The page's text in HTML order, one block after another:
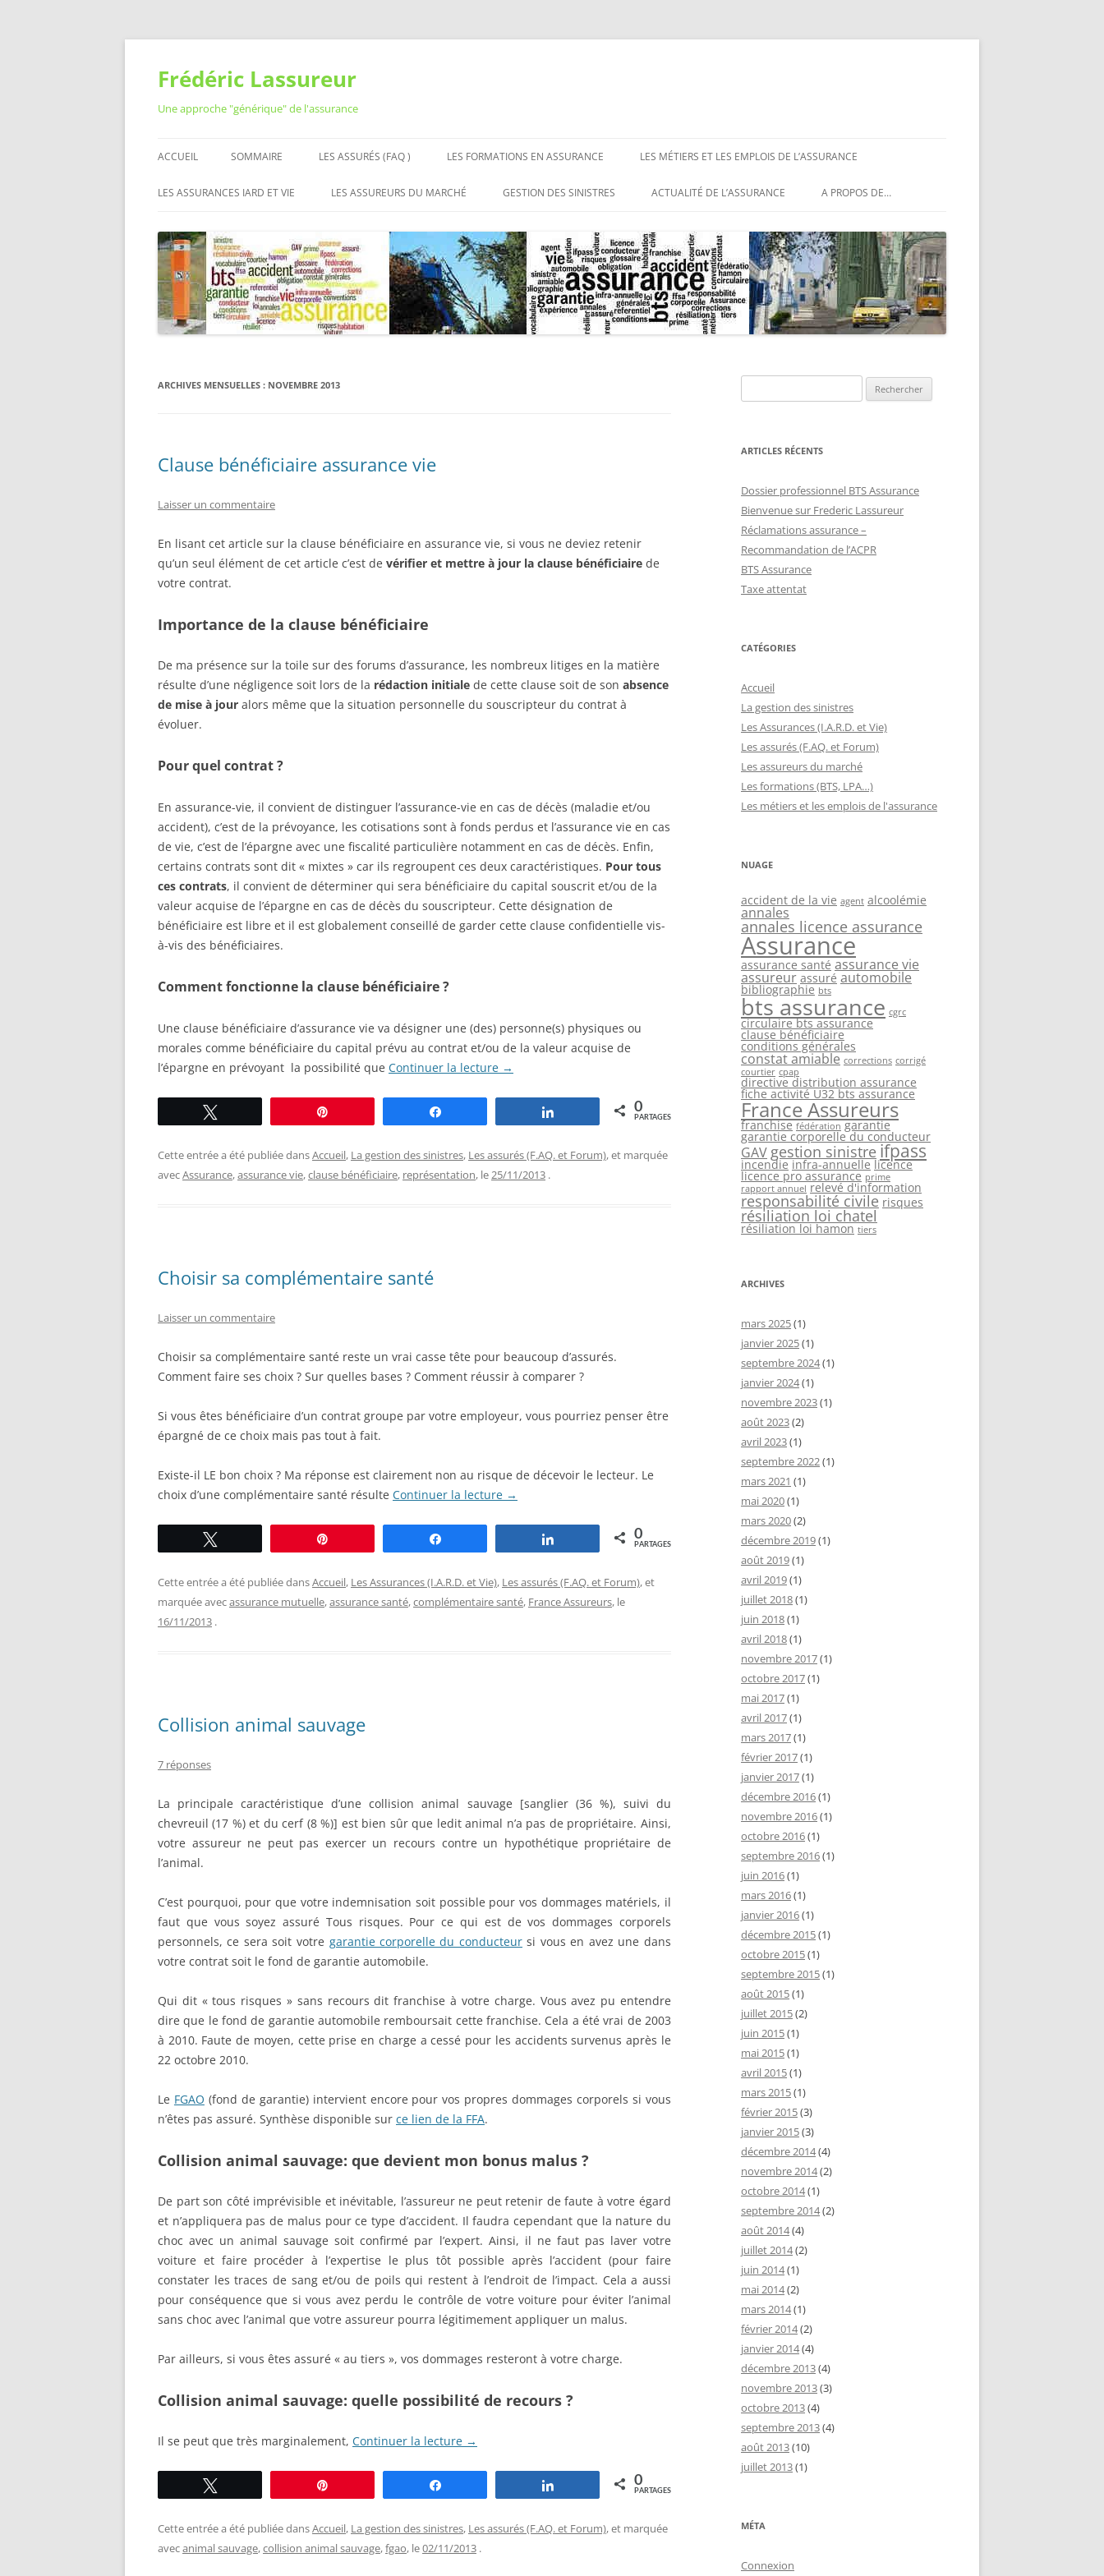
Aller
contenu
Frédéric Lassureur
Une approche "générique" de l'assurance
ACCUEIL SOMMAIRE LES ASSURÉS (FAQ )
RÉSILIER LES ASSURANCES
ASSURANCE
LES FORMATIONS EN ASSURANCE
BTS ASSURANCE BAC + 2
ASSURANCE BAC + 3
MASTERS ASSURANCE BAC + 5
LES MÉTIERS ET LES EMPLOIS DE L’ASSURANCE
LES MÉTIERS DE L’ASSURANCE
LES ASSURANCES IARD ET VIE
ASSURANCE HABITATION
MUTUELLE SANTÉ
ASSURANCE VIE
LES ASSUREURS DU MARCHÉ
L’ASSURANCE
LES ORGANISATIONS
PROFESSIONNELLES DE
L’ASSURANCE
GESTION DES SINISTRES ACTUALITÉ DE L’ASSURANCE A PROPOS DE…
ARCHIVES MENSUELLES : NOVEMBRE 2013
Clause bénéficiaire assurance vie
Laisser un commentaire
En lisant cet article sur la clause bénéficiaire en assurance vie, si vous ne deviez retenir
qu’un seul élément de cet article c’est de vérifier et mettre à jour la clause bénéficiaire de
votre contrat.
Importance de la clause bénéficiaire
De ma présence sur la toile sur des forums d’assurance, les nombreux litiges en la matière
résulte d’une négligence soit lors de la rédaction initiale de cette clause soit de son absence
de mise à jour alors même que la situation personnelle du souscripteur du contrat à
évoluer.
Pour quel contrat ?
En assurance-vie, il convient de distinguer l’assurance-vie en cas de décès (maladie et/ou
accident), c’est de la prévoyance, les cotisations sont à fonds perdus et l’assurance vie en cas
de vie, c’est de l’épargne avec une fiscalité particulière notamment en cas de décès. Enfin,
certains contrats sont dit « mixtes » car ils regroupent ces deux caractéristiques. Pour tous
ces contrats, il convient de déterminer qui sera bénéficiaire du capital souscrit et/ou de la
valeur acquise de l’épargne en cas de décès du souscripteur. Cette désignation de
bénéficiaire est libre et il est globalement conseillé de garder cette clause confidentielle vis-
à-vis des bénéficiaires.
Comment fonctionne la clause bénéficiaire ?
Une clause bénéficiaire d’assurance vie va désigner une (des) personne(s) physiques ou
morales comme bénéficiaire du capital prévu au contrat et/ou de la valeur acquise de
l’épargne en prévoyant la possibilité que Continuer la lecture →
0
PARTAGES
Cette entrée a été publiée dansAccueil, La gestion des sinistres, Les assurés (F.AQ. et Forum), et marquée
avecAssurance,assurance vie,clause bénéficiaire, représentation, le25/11/2013 .
Choisir sa complémentaire santé
Laisser un commentaire
Choisir sa complémentaire santé reste un vrai casse tête pour beaucoup d’assurés.
Comment faire ses choix ? Sur quelles bases ? Comment réussir à comparer ?
Si vous êtes bénéficiaire d’un contrat groupe par votre employeur, vous pourriez penser être
épargné de ce choix mais pas tout à fait.
Existe-il LE bon choix ? Ma réponse est clairement non au risque de décevoir le lecteur. Le
choix d’une complémentaire santé résulte Continuer la lecture →
0
PARTAGES
Cette entrée a été publiée dansAccueil, Les Assurances (I.A.R.D. et Vie), Les assurés (F.AQ. et Forum), et
marquée avecassurance mutuelle,assurance santé,complémentaire santé, France Assureurs, le
16/11/2013 .
Collision animal sauvage
7 réponses
La principale caractéristique d’une collision animal sauvage [sanglier (36 %), suivi du
chevreuil (17 %) et du cerf (8 %)] est bien sûr que ledit animal n’a pas de propriétaire. Ainsi,
votre assureur ne peut pas exercer un recours contre un hypothétique propriétaire de
l’animal.
C’est pourquoi, pour que votre indemnisation soit possible pour vos dommages matériels, il
faut que vous soyez assuré Tous risques. Pour ce qui est de vos dommages corporels
personnels, ce sera soit votre garantie corporelle du conducteur si vous en avez une dans
votre contrat soit le fond de garantie automobile.
Qui dit « tous risques » sans recours dit franchise à votre charge. Vous avez pu entendre
dire que le fond de garantie automobile remboursait cette franchise. Cela a été vrai de 2003
à 2010. Faute de moyen, cette prise en charge a cessé pour les accidents survenus après le
22 octobre 2010.
Le FGAO (fond de garantie) intervient encore pour vos propres dommages corporels si vous
n’êtes pas assuré. Synthèse disponible sur ce lien de la FFA.
Collision animal sauvage: que devient mon bonus malus ?
De part son côté imprévisible et inévitable, l’assureur ne peut retenir de faute à votre égard
et n’appliquera pas de malus pour ce type d’accident. Il faudra cependant que la nature du
choc avec un animal sauvage soit confirmé par l’expert. Ainsi, il ne faut pas laver votre
voiture et faire procéder à l’expertise le plus tôt possible après l’accident (pour faire
constater les traces de sang et/ou de poils qui restent à l’endroit de l’impact. Cela a aussi
pour conséquence que si vous avez perdu le contrôle de votre voiture pour éviter l’animal
sans choc avec l’animal que votre assureur pourra légitimement appliquer un malus.
Par ailleurs, si vous êtes assuré « au tiers », vos dommages resteront à votre charge.
Collision animal sauvage: quelle possibilité de recours ?
Il se peut que très marginalement, Continuer la lecture →
0
PARTAGES
Cette entrée a été publiée dansAccueil, La gestion des sinistres, Les assurés (F.AQ. et Forum), et marquée
avecanimal sauvage,collision animal sauvage,fgao, le02/11/2013 .
ARTICLES RÉCENTS
Dossier professionnel BTS Assurance
Bienvenue sur Frederic Lassureur
Réclamations assurance –
Recommandation de l’ACPR
BTS Assurance
Taxe attentat
CATÉGORIES
Accueil
La gestion des sinistres
Les Assurances (I.A.R.D. et Vie)
Les assurés (F.AQ. et Forum)
Les assureurs du marché
Les formations (BTS, LPA…)
Les métiers et les emplois de l'assurance
NUAGE
accident de la vie agent alcoolémie
annales
annales licence assurance
Assurance
assurance santé assurance vie
assureur assuré automobile
bibliographie bts
bts assurance cgrc
circulaire bts assurance
clause bénéficiaire
conditions générales
constat amiable corrections corrigé
courtier cpap
directive distribution assurance
fiche activité U32 bts assurance
France Assureurs
franchise fédération garantie
garantie corporelle du conducteur
GAV gestion sinistre ifpass
incendie infra-annuelle licence
licence pro assurance prime
rapport annuel relevé d'information
responsabilité civile risques
résiliation loi chatel
résiliation loi hamon tiers
ARCHIVES
mars 2025(1)
janvier 2025(1)
septembre 2024(1)
janvier 2024(1)
novembre 2023(1)
août 2023(2)
avril 2023(1)
septembre 2022(1)
mars 2021 (1)
mai 2020(1)
mars 2020(2)
décembre 2019(1)
août 2019(1)
avril 2019(1)
juillet 2018(1)
juin 2018(1)
avril 2018(1)
novembre 2017(1)
octobre 2017(1)
mai 2017(1)
avril 2017(1)
mars 2017(1)
février 2017(1)
janvier 2017(1)
décembre 2016(1)
novembre 2016(1)
octobre 2016(1)
septembre 2016(1)
juin 2016(1)
mars 2016(1)
janvier 2016(1)
décembre 2015(1)
octobre 2015(1)
septembre 2015(1)
août 2015(1)
juillet 2015(2)
juin 2015(1)
mai 2015(1)
avril 2015(1)
mars 2015(1)
février 2015(3)
janvier 2015(3)
décembre 2014(4)
novembre 2014(2)
octobre 2014(1)
septembre 2014(2)
août 2014(4)
juillet 2014(2)
juin 2014(1)
mai 2014(2)
mars 2014(1)
février 2014(2)
janvier 2014(4)
décembre 2013(4)
novembre 2013(3)
octobre 2013(4)
septembre 2013(4)
août 2013(10)
juillet 2013(1)
MÉTA
Connexion